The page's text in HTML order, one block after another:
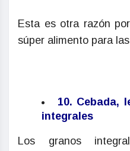
Esta es otra razón
súper alimento para
10. Cebada,
integrales
Los granos